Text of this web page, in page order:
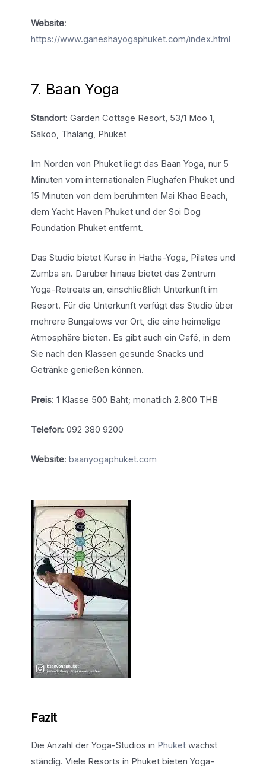
Website:
https://www.ganeshayogaphuket.com/index.html
7. Baan Yoga
Standort: Garden Cottage Resort, 53/1 Moo 1,
Sakoo, Thalang, Phuket
Im Norden von Phuket liegt das Baan Yoga, nur 5
Minuten vom internationalen Flughafen Phuket und
15 Minuten von dem berühmten Mai Khao Beach,
dem Yacht Haven Phuket und der Soi Dog
Foundation Phuket entfernt.
Das Studio bietet Kurse in Hatha-Yoga, Pilates und
Zumba an. Darüber hinaus bietet das Zentrum
Yoga-Retreats an, einschließlich Unterkunft im
Resort. Für die Unterkunft verfügt das Studio über
mehrere Bungalows vor Ort, die eine heimelige
Atmosphäre bieten. Es gibt auch ein Café, in dem
Sie nach den Klassen gesunde Snacks und
Getränke genießen können.
Preis: 1 Klasse 500 Baht; monatlich 2.800 THB
Telefon: 092 380 9200
Website: baanyogaphuket.com
Fazit
Die Anzahl der Yoga-Studios in Phuketwächst
ständig. Viele Resorts in Phuket bieten Yoga-